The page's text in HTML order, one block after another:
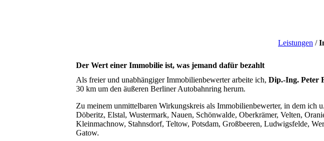
Leistungen /
Der Wert einer Immobilie ist, was jemand dafür bezahlt
Als freier und unabhängiger Immobilienbewerter arbeite ich, Dip.-Ing. Peter
30 km um den äußeren Berliner Autobahnring herum.
Zu meinem unmittelbaren Wirkungskreis als Immobilienbewerter, in dem
Döberitz, Elstal, Wustermark, Nauen, Schönwalde, Oberkrämer, Velten,
Kleinmachnow, Stahnsdorf, Teltow, Potsdam, Großbeeren, Ludwigsfelde,
Gatow.